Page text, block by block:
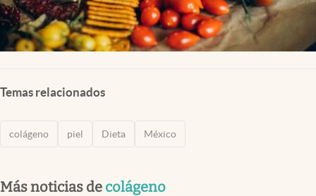
Temas relacionados
colágeno piel Dieta México
Más noticias de colágeno